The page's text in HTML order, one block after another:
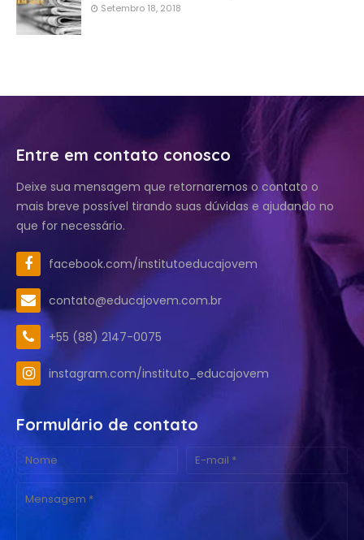
Setembro 18, 2018
Entre em contato conosco
Deixe sua mensagem que retornaremos o contato o
mais breve possível tirando suas dúvidas e ajudando no
que for necessário.
facebook.com/institutoeducajovem
contato@educajovem.com.br
+55 (88) 2147-0075
instagram.com/instituto_educajovem
Formulário de contato